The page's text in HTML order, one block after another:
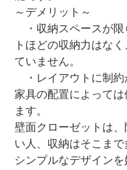
～デメリット～
・収納スペースが限
トほどの収納力はな
ていません。
・レイアウトに制約
家具の配置によって
ます。
壁面クローゼットは
い人、収納はそこまで
シンプルなデザイン